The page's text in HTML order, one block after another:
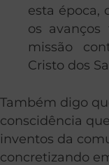
esta época,
os avanços
missão
Cristo dos
Também digo
conscidência
inventos da
concretizando